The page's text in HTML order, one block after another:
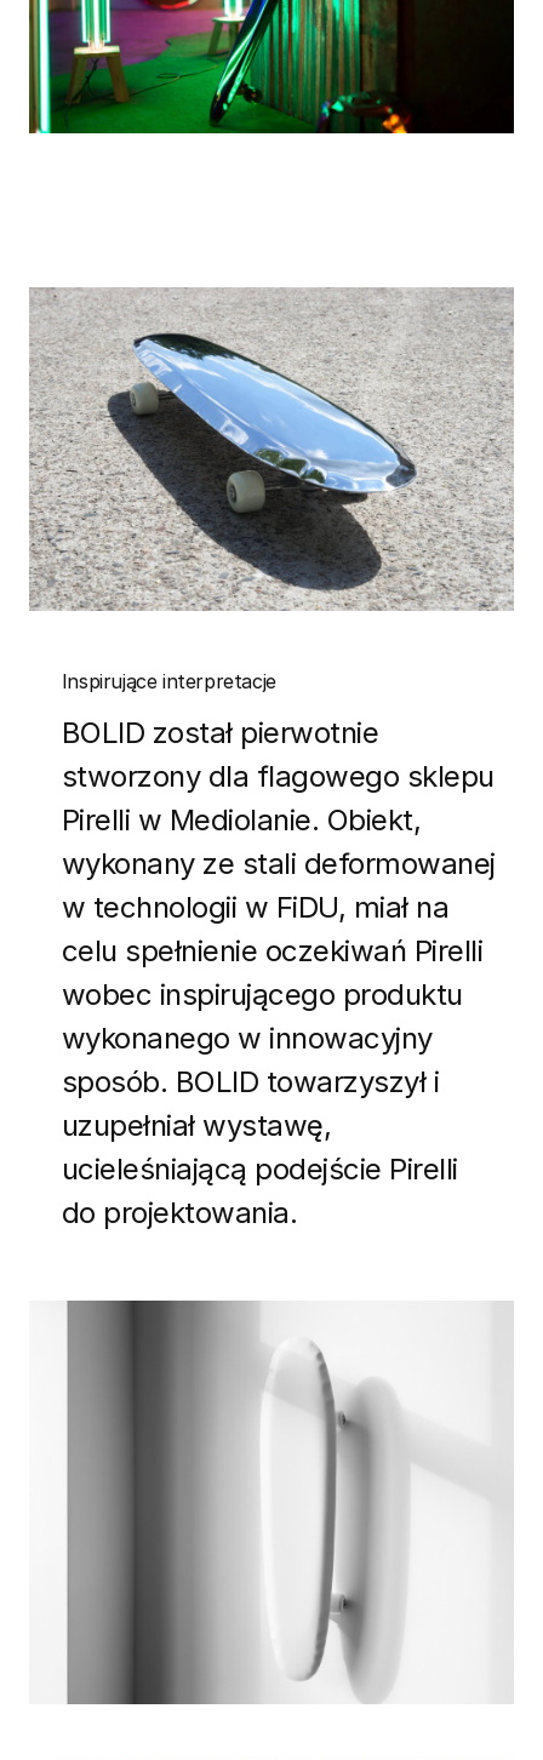
Inspirujące interpretacje
BOLID został pierwotnie
stworzony dla flagowego sklepu
Pirelli w Mediolanie. Obiekt,
wykonany ze stali deformowanej
w technologii w FiDU, miał na
celu spełnienie oczekiwań Pirelli
wobec inspirującego produktu
wykonanego w innowacyjny
sposób. BOLID towarzyszył i
uzupełniał wystawę,
ucieleśniającą podejście Pirelli
do projektowania.